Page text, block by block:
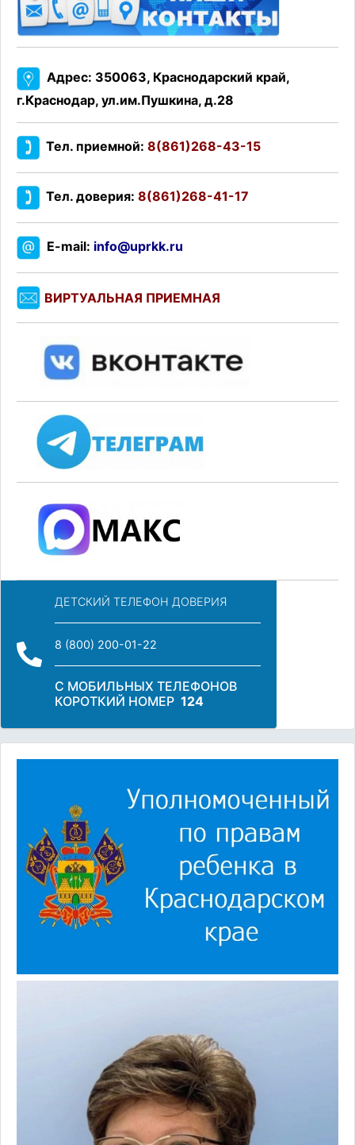
Адрес: 350063, Краснодарский край,
г.Краснодар, ул.им.Пушкина, д.28
Тел. приемной: 8(861)268-43-15
Тел. доверия: 8(861)268-41-17
E-mail: info@uprkk.ru
ВИРТУАЛЬНАЯ ПРИЕМНАЯ
ДЕТСКИЙ ТЕЛЕФОН ДОВЕРИЯ
8 (800) 200-01-22
С МОБИЛЬНЫХ ТЕЛЕФОНОВ
КОРОТКИЙ НОМЕР 124